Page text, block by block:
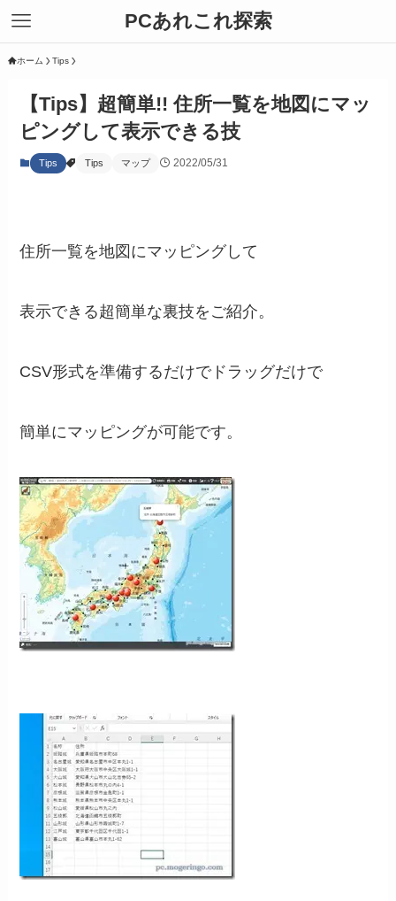
PCあれこれ探索
ホーム Tips
【Tips】超簡単!! 住所一覧を地図にマッ
ピングして表示できる技
Tips Tips マップ 2022/05/31
住所一覧を地図にマッピングして
表示できる超簡単な裏技をご紹介。
CSV形式を準備するだけでドラッグだけで
簡単にマッピングが可能です。